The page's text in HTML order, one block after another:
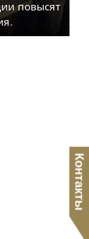
повысят
Контакты